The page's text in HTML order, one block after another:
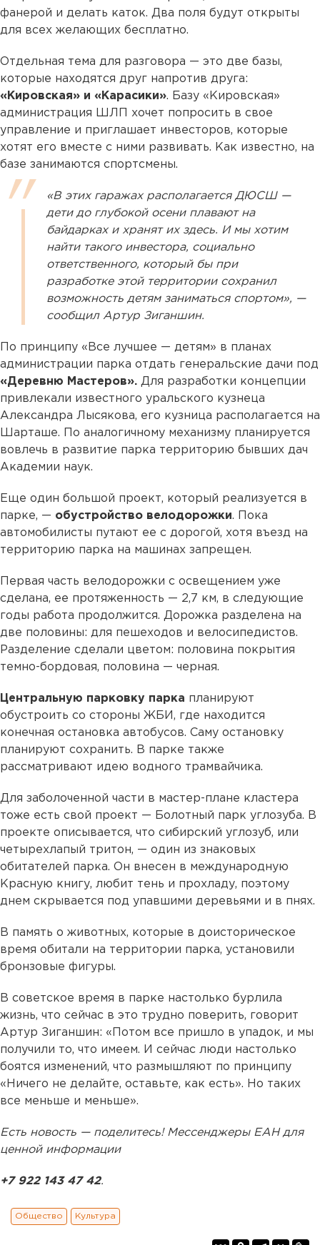
фанерой и делать каток. Два поля будут открыты
для всех желающих бесплатно.
Отдельная тема для разговора — это две базы,
которые находятся друг напротив друга:
«Кировская» и «Карасики». Базу «Кировская»
администрация ШЛП хочет попросить в свое
управление и приглашает инвесторов, которые
хотят его вместе с ними развивать. Как известно, на
базе занимаются спортсмены.
«В этих гаражах располагается ДЮСШ —
дети до глубокой осени плавают на
байдарках и хранят их здесь. И мы хотим
найти такого инвестора, социально
ответственного, который бы при
разработке этой территории сохранил
возможность детям заниматься спортом», —
сообщил Артур Зиганшин.
По принципу «Все лучшее — детям» в планах
администрации парка отдать генеральские дачи под
«Деревню Мастеров». Для разработки концепции
привлекали известного уральского кузнеца
Александра Лысякова, его кузница располагается на
Шарташе. По аналогичному механизму планируется
вовлечь в развитие парка территорию бывших дач
Академии наук.
Еще один большой проект, который реализуется в
парке, — обустройство велодорожки. Пока
автомобилисты путают ее с дорогой, хотя въезд на
территорию парка на машинах запрещен.
Первая часть велодорожки с освещением уже
сделана, ее протяженность — 2,7 км, в следующие
годы работа продолжится. Дорожка разделена на
две половины: для пешеходов и велосипедистов.
Разделение сделали цветом: половина покрытия
темно-бордовая, половина — черная.
Центральную парковку парка планируют
обустроить со стороны ЖБИ, где находится
конечная остановка автобусов. Саму остановку
планируют сохранить. В парке также
рассматривают идею водного трамвайчика.
Для заболоченной части в мастер-плане кластера
тоже есть свой проект — Болотный парк углозуба. В
проекте описывается, что сибирский углозуб, или
четырехлапый тритон, — один из знаковых
обитателей парка. Он внесен в международную
Красную книгу, любит тень и прохладу, поэтому
днем скрывается под упавшими деревьями и в пнях.
В память о животных, которые в доисторическое
время обитали на территории парка, установили
бронзовые фигуры.
В советское время в парке настолько бурлила
жизнь, что сейчас в это трудно поверить, говорит
Артур Зиганшин: «Потом все пришло в упадок, и мы
получили то, что имеем. И сейчас люди настолько
боятся изменений, что размышляют по принципу
«Ничего не делайте, оставьте, как есть». Но таких
все меньше и меньше».
Есть новость — поделитесь! Мессенджеры ЕАН для
ценной информации
+7 922 143 47 42.
Общество Культура